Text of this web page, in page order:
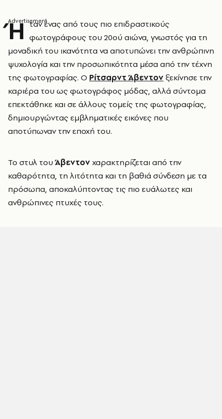
Ή ταν ένας από τους πιο επιδραστικούς
φωτογράφους του 20ού αιώνα, γνωστός για τη
μοναδική του ικανότητα να αποτυπώνει την ανθρώπινη
ψυχολογία και την προσωπικότητα μέσα από την τέχνη
της φωτογραφίας. Ο Ρίτσαρντ Άβεντον ξεκίνησε την
καριέρα του ως φωτογράφος μόδας, αλλά σύντομα
επεκτάθηκε και σε άλλους τομείς της φωτογραφίας,
δημιουργώντας εμβληματικές εικόνες που
αποτύπωναν την εποχή του.
Το στυλ τουΆβεντον χαρακτηρίζεται από την
καθαρότητα, τη λιτότητα και τη βαθιά σύνδεση με τα
πρόσωπα, αποκαλύπτοντας τις πιο ευάλωτες και
ανθρώπινες πτυχές τους.